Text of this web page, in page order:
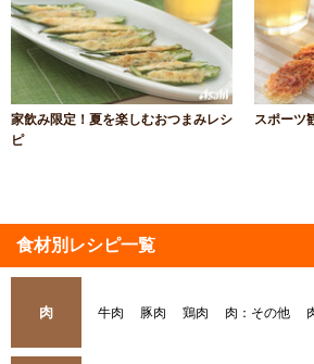
家飲み限定！夏を楽しむおつまみレシ
ピ
スポーツ
食材別レシピ一覧
肉 牛肉 豚肉 鶏肉 肉：その他